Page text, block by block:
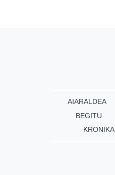
AIARALDEA
BEGITU
KRONIKA